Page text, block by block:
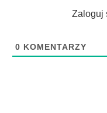
Zaloguj
0 KOMENTARZY